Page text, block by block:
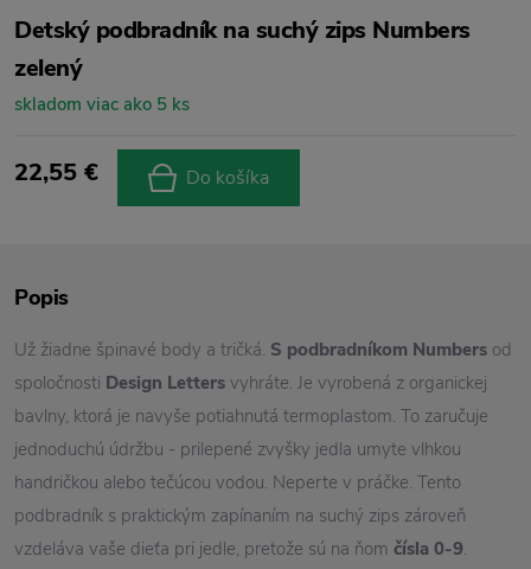
Detský podbradník na suchý zips Numbers
zelený
skladom viac ako 5 ks
22,55 € Do košíka
Popis
Už žiadne špinavé body a tričká. S podbradníkom Numbers od
spoločnosti Design Letters vyhráte. Je vyrobená z organickej
bavlny, ktorá je navyše potiahnutá termoplastom. To zaručuje
jednoduchú údržbu - prilepené zvyšky jedla umyte vlhkou
handričkou alebo tečúcou vodou. Neperte v práčke. Tento
podbradník s praktickým zapínaním na suchý zips zároveň
vzdeláva vaše dieťa pri jedle, pretože sú na ňom čísla 0-9.